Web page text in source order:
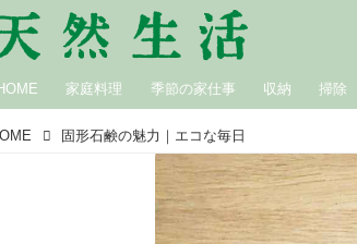
家庭料理 季節の家仕事 収納 掃除
固形石鹸の魅力｜エコな毎日